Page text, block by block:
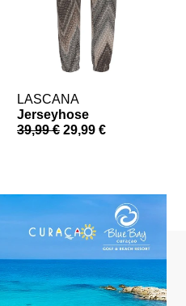
LASCANA
Jerseyhose
39,99 € 29,99 €